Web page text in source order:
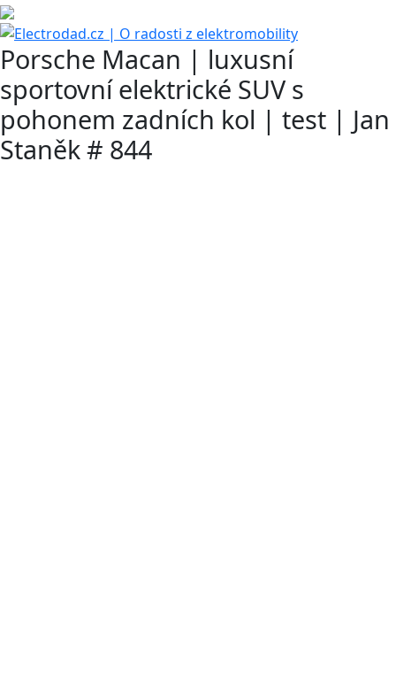
Porsche Macan | luxusní
sportovní elektrické SUV s
pohonem zadních kol | test | Jan
Staněk # 844